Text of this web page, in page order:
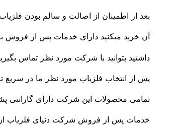
بعد از اطمینان از اصالت و سالم بودن
آن خرید میکنید دارای خدمات پس از فروش
داشتید بتوانید با شرکت مورد نظر تماس
پس از انتخاب فلزیاب مورد نظر ما در
تمامی محصولات این شرکت دارای گارانتی
خدمات پس از فروش شرکت دنیای فلزیاب